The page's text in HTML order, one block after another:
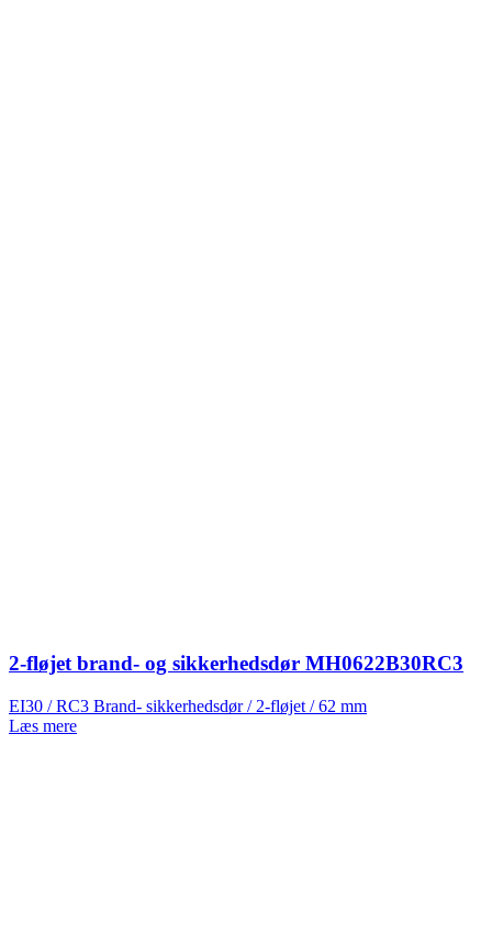
2-fløjet brand- og sikkerhedsdør MH0622B30RC3
EI30 / RC3 Brand- sikkerhedsdør / 2-fløjet / 62 mm
Læs mere